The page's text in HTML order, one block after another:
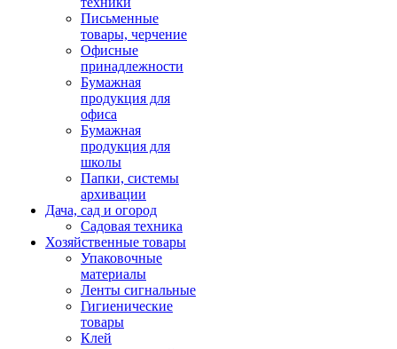
Письменные
товары, черчение
Офисные
принадлежности
Бумажная
продукция для
офиса
Бумажная
продукция для
школы
Папки, системы
архивации
Дача, сад и огород
Садовая техника
Хозяйственные товары
Упаковочные
материалы
Ленты сигнальные
Гигиенические
товары
Клей